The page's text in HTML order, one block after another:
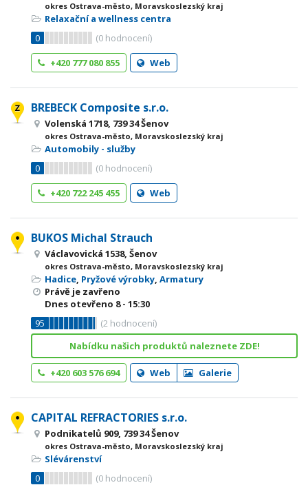
okres Ostrava-město, Moravskoslezský kraj
Relaxační a wellness centra
0
(0 hodnocení)
+420 777 080 855
Web
BREBECK Composite s.r.o.
Volenská 1718, 739 34 Šenov
okres Ostrava-město, Moravskoslezský kraj
Automobily - služby
0
(0 hodnocení)
+420 722 245 455
Web
BUKOS Michal Strauch
Václavovická 1538, Šenov
okres Ostrava-město, Moravskoslezský kraj
Hadice, Pryžové výrobky, Armatury
Právě je zavřeno
Dnes otevřeno 8 - 15:30
95
(2 hodnocení)
Nabídku našich produktů naleznete ZDE!
+420 603 576 694 Web Galerie
CAPITAL REFRACTORIES s.r.o.
Podnikatelů 909, 739 34 Šenov
okres Ostrava-město, Moravskoslezský kraj
Slévárenství
0
(0 hodnocení)